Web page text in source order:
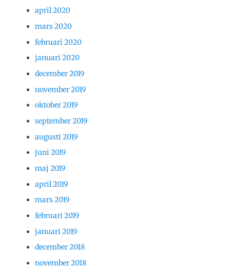
april 2020
mars 2020
februari 2020
januari 2020
december 2019
november 2019
oktober 2019
september 2019
augusti 2019
juni 2019
maj 2019
april 2019
mars 2019
februari 2019
januari 2019
december 2018
november 2018